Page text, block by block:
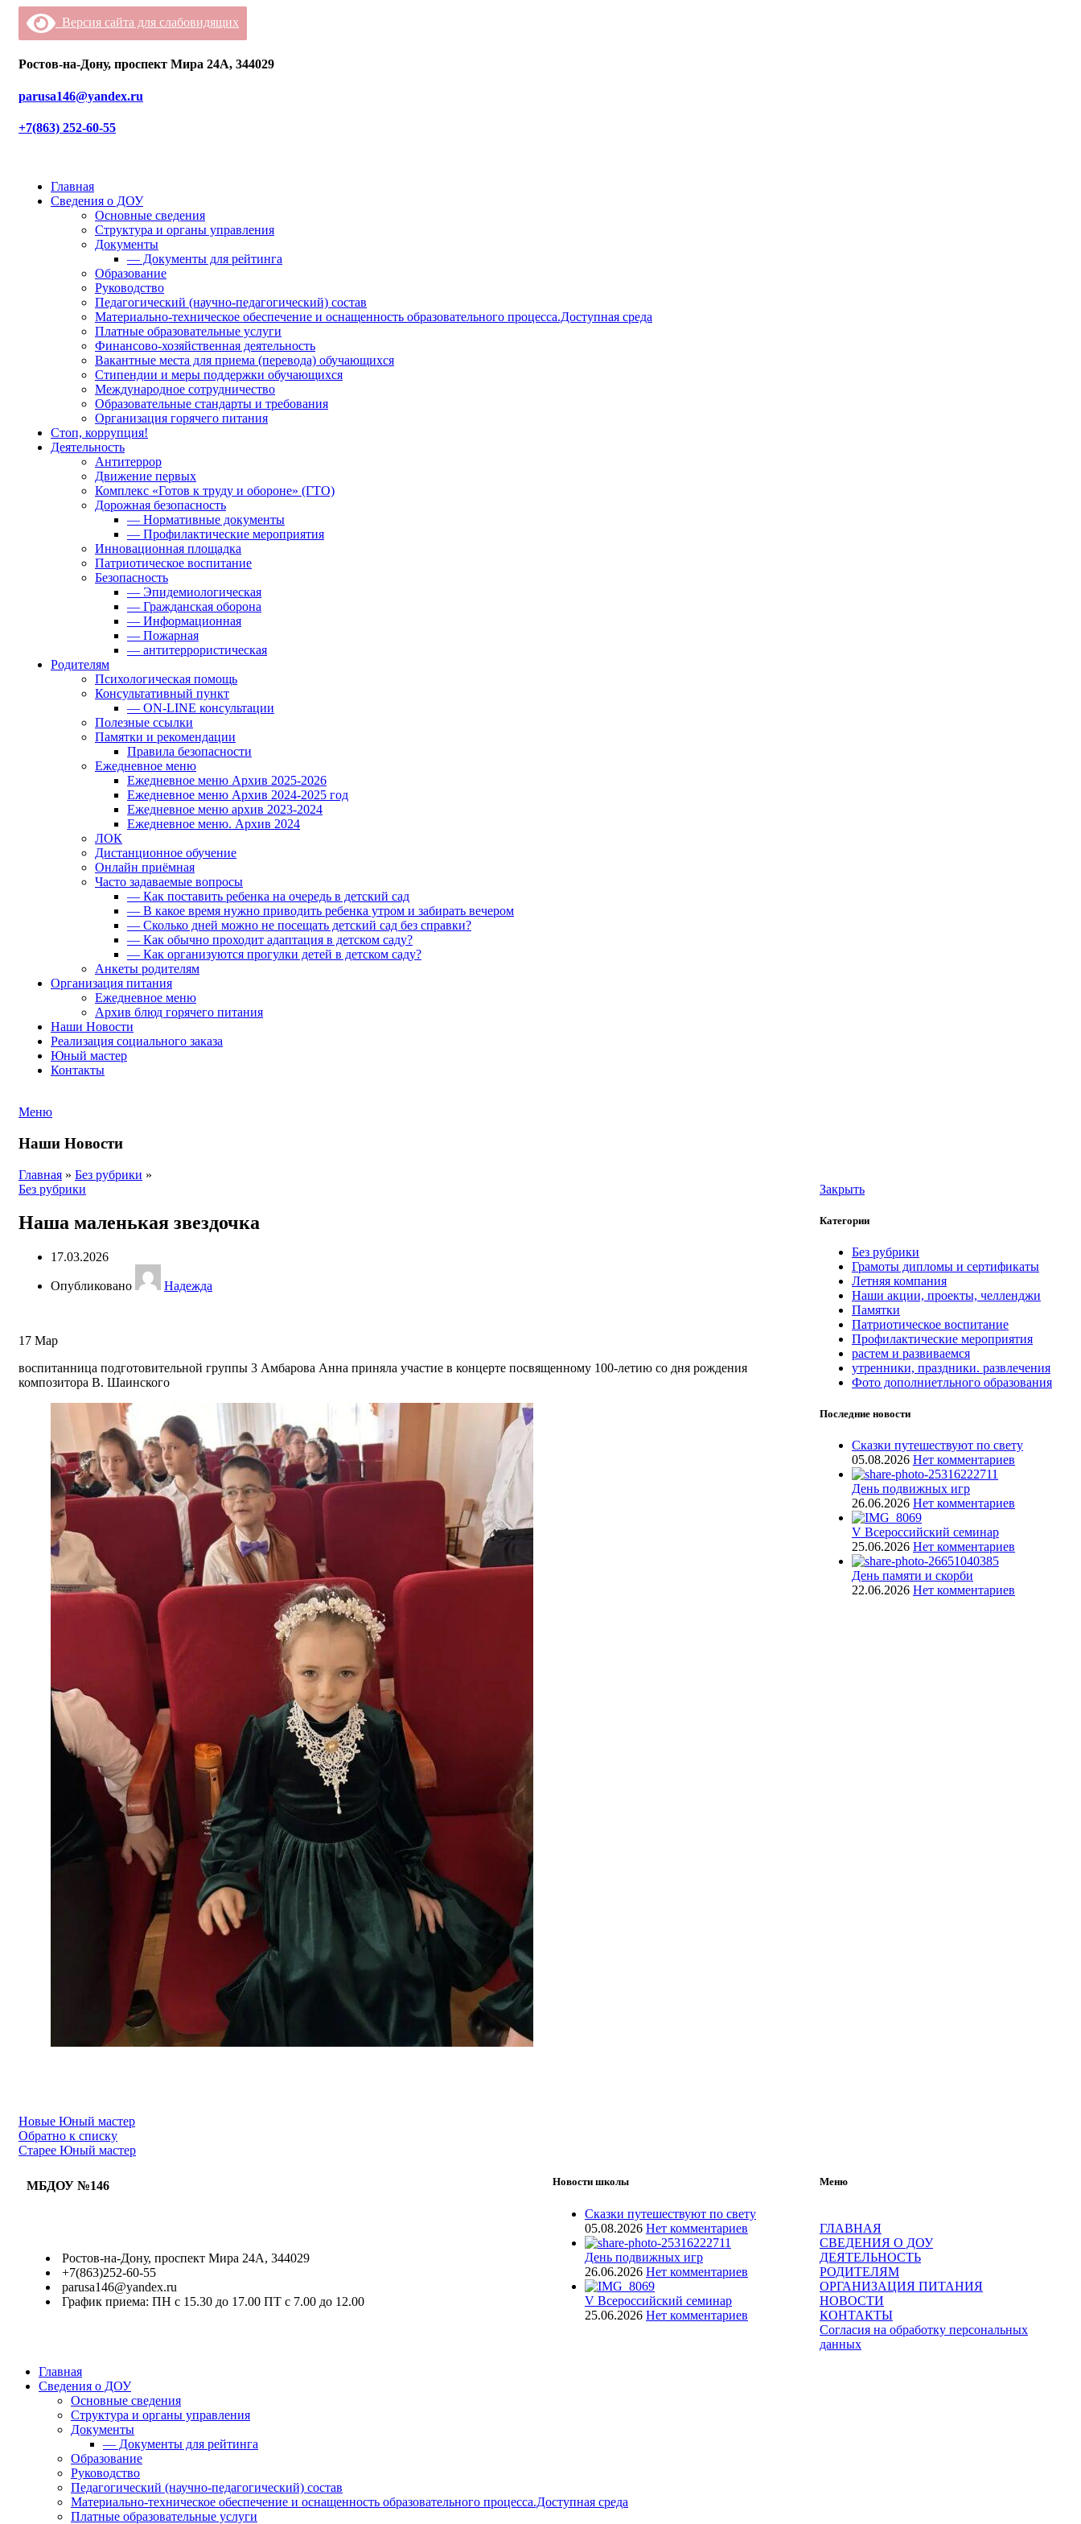
Версия сайта для слабовидящих
Ростов-на-Дону, проспект Мира 24А, 344029
parusa146@yandex.ru
+7(863) 252-60-55
Главная
Сведения о ДОУ
Основные сведения
Структура и органы управления
Документы
— Документы для рейтинга
Образование
Руководство
Педагогический (научно-педагогический) состав
Материально-техническое обеспечение и оснащенность образовательного процесса.Доступная среда
Платные образовательные услуги
Финансово-хозяйственная деятельность
Вакантные места для приема (перевода) обучающихся
Стипендии и меры поддержки обучающихся
Международное сотрудничество
Образовательные стандарты и требования
Организация горячего питания
Стоп, коррупция!
Деятельность
Антитеррор
Движение первых
Комплекс «Готов к труду и обороне» (ГТО)
Дорожная безопасность
— Нормативные документы
— Профилактические мероприятия
Инновационная площадка
Патриотическое воспитание
Безопасность
— Эпидемиологическая
— Гражданская оборона
— Информационная
— Пожарная
— антитеррористическая
Родителям
Психологическая помощь
Консультативный пункт
— ON-LINE консультации
Полезные ссылки
Памятки и рекомендации
Правила безопасности
Ежедневное меню
Ежедневное меню Архив 2025-2026
Ежедневное меню Архив 2024-2025 год
Ежедневное меню архив 2023-2024
Ежедневное меню. Архив 2024
ЛОК
Дистанционное обучение
Онлайн приёмная
Часто задаваемые вопросы
— Как поставить ребенка на очередь в детский сад
— В какое время нужно приводить ребенка утром и забирать вечером
— Сколько дней можно не посещать детский сад без справки?
— Как обычно проходит адаптация в детском саду?
— Как организуются прогулки детей в детском саду?
Анкеты родителям
Организация питания
Ежедневное меню
Архив блюд горячего питания
Наши Новости
Реализация социального заказа
Юный мастер
Контакты
Меню
Наши Новости
Главная » Без рубрики »
Без рубрики
Наша маленькая звездочка
17.03.2026
Опубликовано Надежда
17 Мар
воспитанница подготовительной группы 3 Амбарова Анна приняла участие в концерте посвященному 100-летию со дня рождения
композитора В. Шаинского
Новые Юный мастер
Обратно к списку
Старее Юный мастер
Закрыть
Категории
Без рубрики
Грамоты дипломы и сертификаты
Летняя компания
Наши акции, проекты, челленджи
Памятки
Патриотическое воспитание
Профилактические мероприятия
растем и развиваемся
утренники, праздники. развлечения
Фото дополниетльного образования
Последние новости
Сказки путешествуют по свету
05.08.2026 Нет комментариев
День подвижных игр
26.06.2026 Нет комментариев
V Всероссийский семинар
25.06.2026 Нет комментариев
День памяти и скорби
22.06.2026 Нет комментариев
МБДОУ №146
Ростов-на-Дону, проспект Мира 24А, 344029
+7(863)252-60-55
parusa146@yandex.ru
График приема: ПН с 15.30 до 17.00 ПТ с 7.00 до 12.00
Новости школы
Сказки путешествуют по свету
05.08.2026 Нет комментариев
День подвижных игр
26.06.2026 Нет комментариев
V Всероссийский семинар
25.06.2026 Нет комментариев
Меню
ГЛАВНАЯ
СВЕДЕНИЯ О ДОУ
ДЕЯТЕЛЬНОСТЬ
РОДИТЕЛЯМ
ОРГАНИЗАЦИЯ ПИТАНИЯ
НОВОСТИ
КОНТАКТЫ
Согласия на обработку персональных
данных
Главная
Сведения о ДОУ
Основные сведения
Структура и органы управления
Документы
— Документы для рейтинга
Образование
Руководство
Педагогический (научно-педагогический) состав
Материально-техническое обеспечение и оснащенность образовательного процесса.Доступная среда
Платные образовательные услуги